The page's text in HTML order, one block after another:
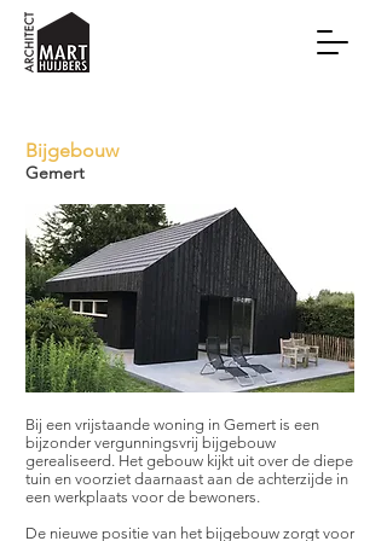
Bijgebouw
Gemert
Bij een vrijstaande woning in Gemert is een
bijzonder vergunningsvrij bijgebouw
gerealiseerd. Het gebouw kijkt uit over de diepe
tuin en voorziet daarnaast aan de achterzijde in
een werkplaats voor de bewoners.
De nieuwe positie van het bijgebouw zorgt voor